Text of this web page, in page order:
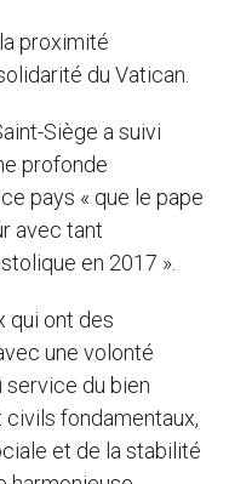
proximité
du Vatican.
Siège a suivi
profonde
pays « que le pape
avec tant
en 2017 ».
qui ont des
une volonté
service du bien
fondamentaux,
et de la stabilité